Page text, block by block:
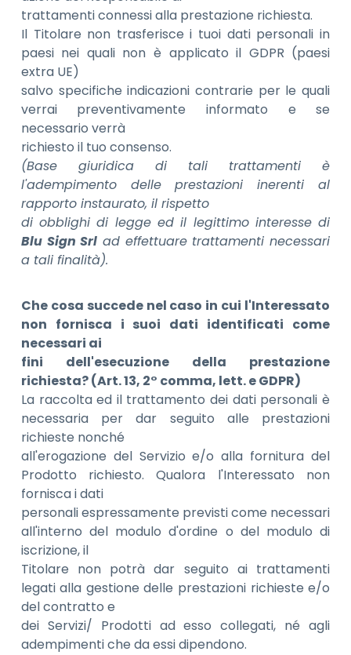
trattamenti connessi alla prestazione richiesta.
Il Titolare non trasferisce i tuoi dati personali in
paesi nei quali non è applicato il GDPR (paesi
extra UE)
salvo specifiche indicazioni contrarie per le quali
verrai preventivamente informato e se
necessario verrà
richiesto il tuo consenso.
(Base giuridica di tali trattamenti è
l'adempimento delle prestazioni inerenti al
rapporto instaurato, il rispetto
di obblighi di legge ed il legittimo interesse di
Blu Sign Srl ad effettuare trattamenti necessari
a tali finalità).
Che cosa succede nel caso in cui l'Interessato
non fornisca i suoi dati identificati come
necessari ai
fini dell'esecuzione della prestazione
richiesta? (Art. 13, 2° comma, lett. e GDPR)
La raccolta ed il trattamento dei dati personali è
necessaria per dar seguito alle prestazioni
richieste nonché
all'erogazione del Servizio e/o alla fornitura del
Prodotto richiesto. Qualora l'Interessato non
fornisca i dati
personali espressamente previsti come necessari
all'interno del modulo d'ordine o del modulo di
iscrizione, il
Titolare non potrà dar seguito ai trattamenti
legati alla gestione delle prestazioni richieste e/o
del contratto e
dei Servizi/ Prodotti ad esso collegati, né agli
adempimenti che da essi dipendono.